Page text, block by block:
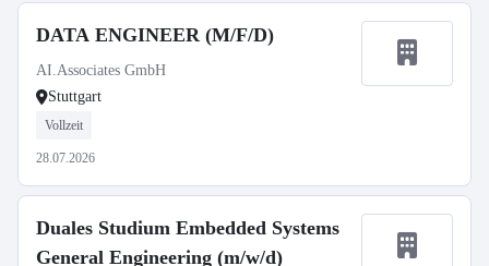
DATA ENGINEER (M/F/D)
AI.Associates GmbH
Stuttgart
Vollzeit
28.07.2026
Duales Studium Embedded Systems
General Engineering (m/w/d)